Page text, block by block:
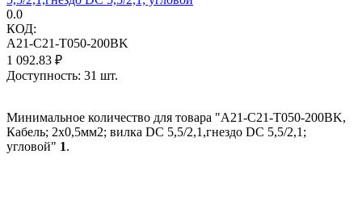
0.0
КОД:
A21-C21-T050-200BK
1 092.83 ₽
Доступность: 31 шт.
Минимальное количество для товара "A21-C21-T050-200BK,
Кабель; 2x0,5мм2; вилка DC 5,5/2,1,гнездо DC 5,5/2,1;
угловой" 1.